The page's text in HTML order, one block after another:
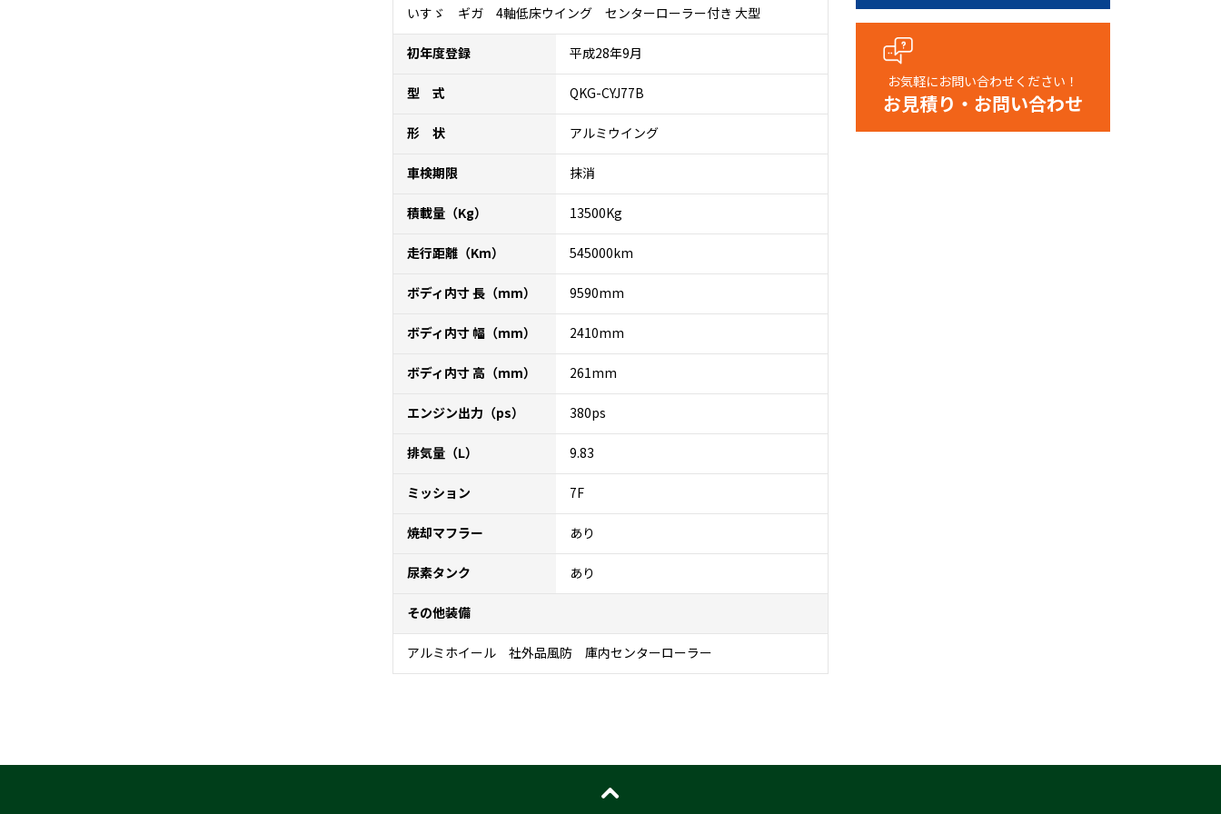
いすゞ ギガ 4軸低床ウイング センターローラー付き 大型
初年度登録 平成28年9月
型 式 QKG-CYJ77B
形 状 アルミウイング
車検期限 抹消
積載量（Kg） 13500Kg
走行距離（Km） 545000km
ボディ内寸 長（mm） 9590mm
ボディ内寸 幅（mm） 2410mm
ボディ内寸 高（mm） 261mm
エンジン出力（ps） 380ps
排気量（L） 9.83
ミッション 7F
焼却マフラー あり
尿素タンク あり
その他装備
アルミホイール 社外品風防 庫内センターローラー
お気軽にお問い合わせください！
お見積り・お問い合わせ